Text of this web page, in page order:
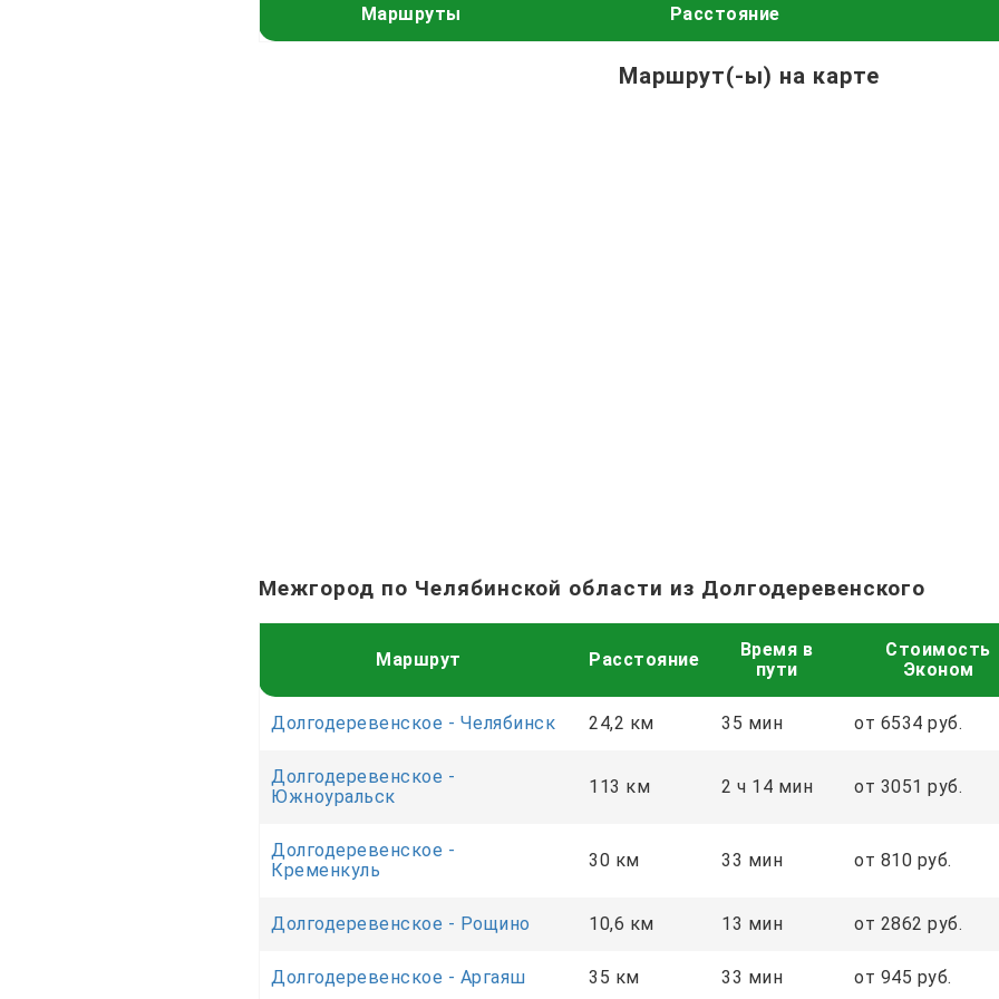
Маршруты Расстояние
Маршрут(-ы) на карте
Межгород по Челябинской области из Долгодеревенского
Маршрут Расстояние
Время в
пути
Стоимость
Эконом
Долгодеревенское - Челябинск 24,2 км 35 мин от 6534 руб.
Долгодеревенское -
Южноуральск
113 км 2 ч 14 мин от 3051 руб.
Долгодеревенское -
Кременкуль
30 км 33 мин от 810 руб.
Долгодеревенское - Рощино 10,6 км 13 мин от 2862 руб.
Долгодеревенское - Аргаяш 35 км 33 мин от 945 руб.